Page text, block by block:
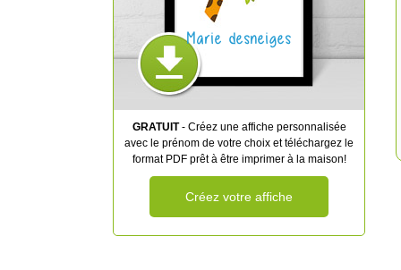
Marie desneiges
GRATUIT- Créez une affiche personnalisée
avec le prénom de votre choix et téléchargez le
format PDF prêt à être imprimer à la maison!
Créez votre affiche